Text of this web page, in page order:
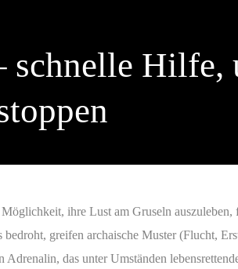
Hilfe,
ihre Lust am Gruseln
greifen archaische Muster (Flucht,
das unter Umständen